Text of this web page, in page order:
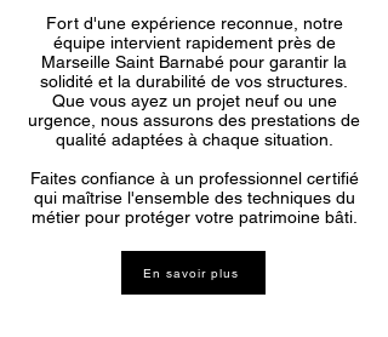
Fort d'une expérience reconnue, notre
équipe intervient rapidement près de
Marseille Saint Barnabé pour garantir la
solidité et la durabilité de vos structures.
Que vous ayez un projet neuf ou une
urgence, nous assurons des prestations de
qualité adaptées à chaque situation.
Faites confiance à un professionnel certifié
qui maîtrise l'ensemble des techniques du
métier pour protéger votre patrimoine bâti.
En savoir plus